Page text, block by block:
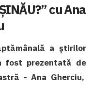
cu Ana
a știrilor
fost prezentată de
- Ana Gherciu,